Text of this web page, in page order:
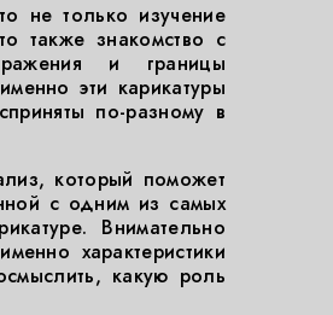
не только изучение
также знакомство с
и границы
эти карикатуры
по-разному в
который поможет
с одним из самых
Внимательно
характеристики
какую роль